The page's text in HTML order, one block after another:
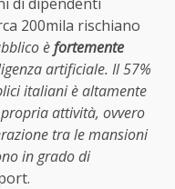
200mila rischiano
èfortemente
artificiale. Il 57%
italiani è altamente
propria attività, ovvero
tra le mansioni
in grado di